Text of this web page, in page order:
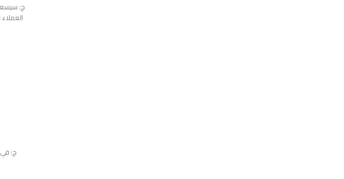
ج:
ج: في alfariscosmetique نعمل بكل جهد لإرضاؤكم، قد تستغرق مدة عملية الاسترجاع 10 أيام عمل.